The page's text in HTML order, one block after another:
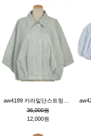
36,000원
12,000원